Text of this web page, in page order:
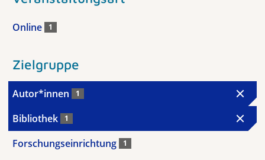
Online 1
Zielgruppe
Autor*innen 1
Bibliothek 1
Forschungseinrichtung 1